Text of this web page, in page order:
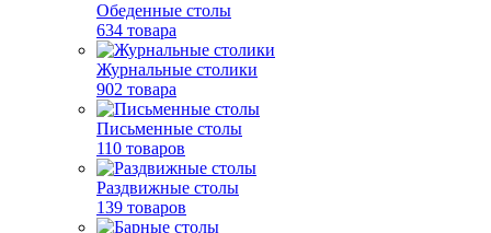
Обеденные столы
634 товара
Журнальные столики
902 товара
Письменные столы
110 товаров
Раздвижные столы
139 товаров